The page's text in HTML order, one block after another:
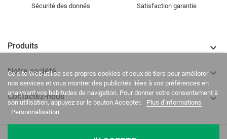
Sécurité des donnés Satisfaction garantie
Produits 
Notre société 
Contactez-nous 
Ce site Web utilise ses propres cookies et ceux de tiers pour améliorer
nos services et vous montrer des publicités liées à vos préférences en
analysant vos habitudes de navigation. Pour donner votre consentement à
son utilisation, appuyez sur le bouton Accepter.
Plus d'informations
Personnalisation
La Casa del Recreador © 2020-2026. Tous droits réservés.